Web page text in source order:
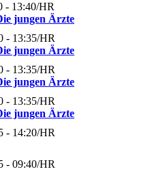
- 13:40/HR
jungen Ärzte
- 13:35/HR
jungen Ärzte
- 13:35/HR
jungen Ärzte
- 13:35/HR
jungen Ärzte
- 14:20/HR
- 09:40/HR